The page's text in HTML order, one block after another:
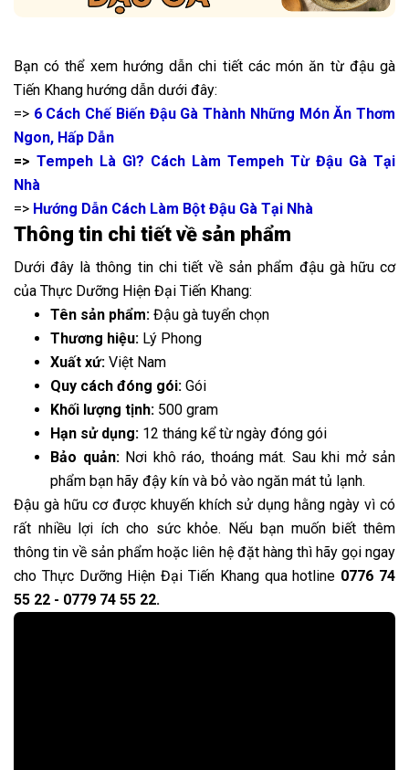
Bạn có thể xem hướng dẫn chi tiết các món ăn từ đậu gà
Tiến Khang hướng dẫn dưới đây:
=> 6 Cách Chế Biến Đậu Gà Thành Những Món Ăn Thơm
Ngon, Hấp Dẫn
=> Tempeh Là Gì? Cách Làm Tempeh Từ Đậu Gà Tại
Nhà
=> Hướng Dẫn Cách Làm Bột Đậu Gà Tại Nhà
Thông tin chi tiết về sản phẩm
Dưới đây là thông tin chi tiết về sản phẩm đậu gà hữu cơ
của Thực Dưỡng Hiện Đại Tiến Khang:
Tên sản phẩm: Đậu gà tuyển chọn
Thương hiệu: Lý Phong
Xuất xứ: Việt Nam
Quy cách đóng gói: Gói
Khối lượng tịnh: 500 gram
Hạn sử dụng: 12 tháng kể từ ngày đóng gói
Bảo quản:Nơi khô ráo, thoáng mát. Sau khi mở sản
phẩm bạn hãy đậy kín và bỏ vào ngăn mát tủ lạnh.
Đậu gà hữu cơ được khuyến khích sử dụng hằng ngày vì có
rất nhiều lợi ích cho sức khỏe. Nếu bạn muốn biết thêm
thông tin về sản phẩm hoặc liên hệ đặt hàng thì hãy gọi ngay
cho Thực Dưỡng Hiện Đại Tiến Khang qua hotline 0776 74
55 22 - 0779 74 55 22.